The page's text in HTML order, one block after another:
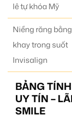
lê tự khóa Mỹ
Niềng răng bằng
khay trong suốt
Invisalign
BẢNG
UY TÍN –
SMILE